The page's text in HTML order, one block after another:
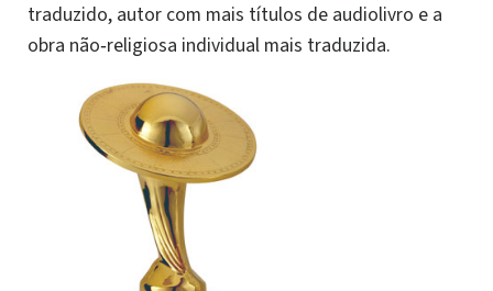
traduzido, autor com mais títulos de audiolivro e a
obra não‑religiosa individual mais traduzida.